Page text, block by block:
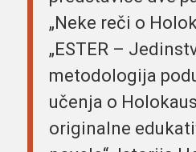
„Neke reči o
„ESTER –
metodologija
učenja o
originalne